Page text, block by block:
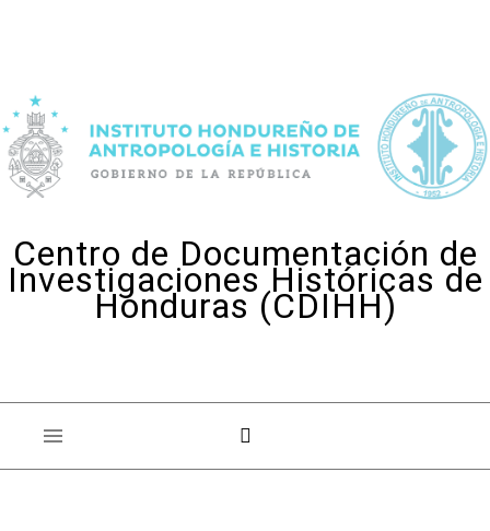
Centro de Documentación de
Investigaciones Históricas de
Honduras (CDIHH)